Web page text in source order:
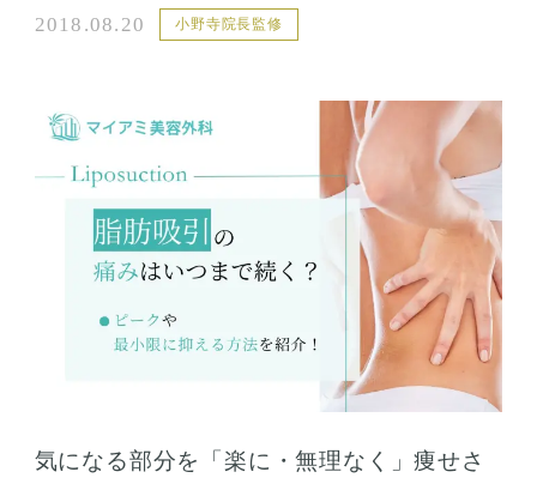
2018.08.20 小野寺院長監修
気になる部分を「楽に・無理なく」痩せさ